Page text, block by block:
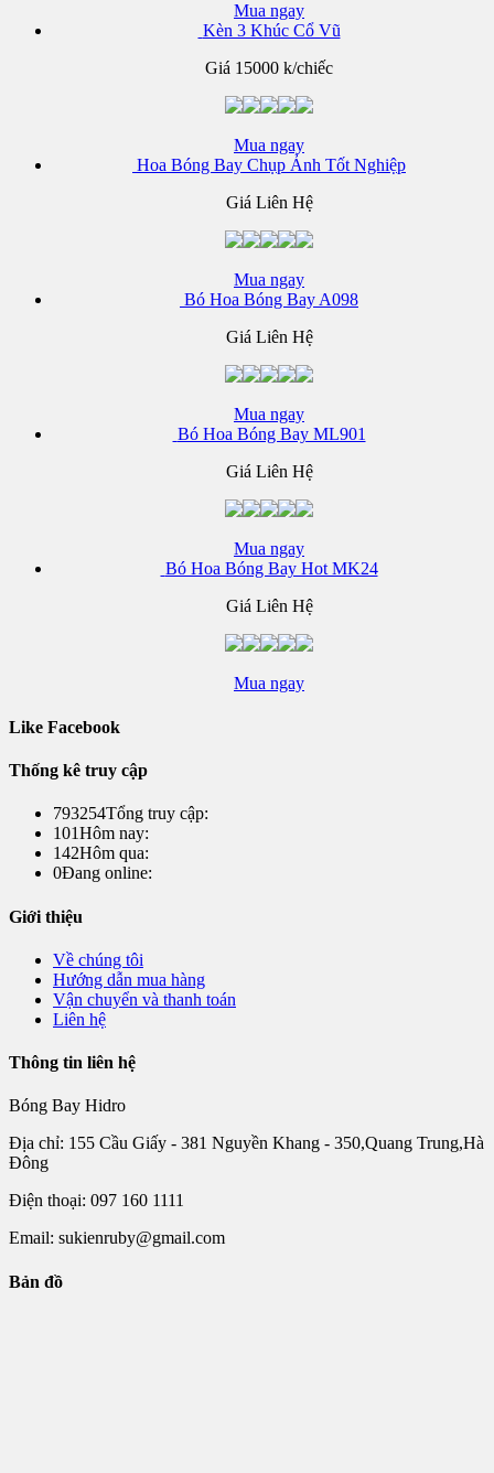
Mua ngay
Kèn 3 Khúc Cổ Vũ
Giá 15000 k/chiếc
Mua ngay
Hoa Bóng Bay Chụp Ảnh Tốt Nghiệp
Giá Liên Hệ
Mua ngay
Bó Hoa Bóng Bay A098
Giá Liên Hệ
Mua ngay
Bó Hoa Bóng Bay ML901
Giá Liên Hệ
Mua ngay
Bó Hoa Bóng Bay Hot MK24
Giá Liên Hệ
Mua ngay
Like Facebook
Thống kê truy cập
793254Tổng truy cập:
101Hôm nay:
142Hôm qua:
0Đang online:
Giới thiệu
Về chúng tôi
Hướng dẫn mua hàng
Vận chuyển và thanh toán
Liên hệ
Thông tin liên hệ
Bóng Bay Hidro
Địa chỉ: 155 Cầu Giấy - 381 Nguyền Khang - 350,Quang Trung,Hà
Đông
Điện thoại: 097 160 1111
Email: sukienruby@gmail.com
Bản đồ